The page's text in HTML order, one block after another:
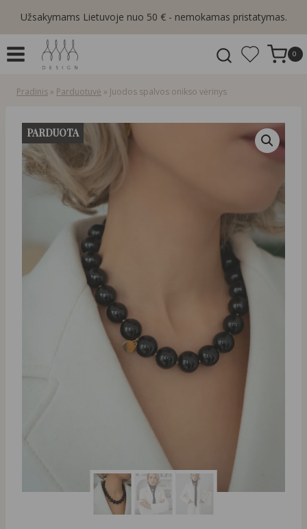
content
Užsakymams Lietuvoje nuo 50 € - nemokamas pristatymas.
0
Pradinis » Parduotuvė » Juodos spalvos onikso vėrinys
PARDUOTA